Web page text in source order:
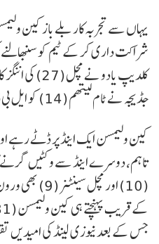
شراکت داری کر کے ٹیم کو
کلدیپ یادو
جڈیجہ نے ٹام لیتھم (14) کو ایل بی ڈبلیو آؤٹ کر دیا۔
تاہم، دوسرے اینڈ سے وکٹیں گرنے
جس کے بعد نیوزی لینڈ کی امیدیں